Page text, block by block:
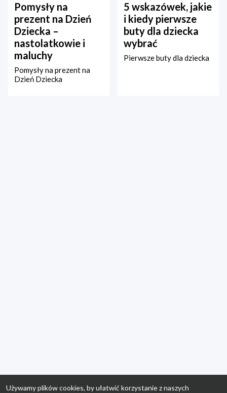
Pomysły na
prezent na Dzień
Dziecka –
nastolatkowie i
maluchy
Pomysły na prezent na
Dzień Dziecka
5 wskazówek, jakie
i kiedy pierwsze
buty dla dziecka
wybrać
Pierwsze buty dla dziecka
Używamy plików cookies, by ułatwić korzystanie z naszych